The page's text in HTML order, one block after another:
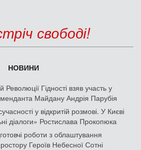
свободі!
НОВИНИ
Гідності взяв участь у
Майдану Андрія Парубія
у відкритій розмові. У Києві
діалоги» Ростислава Прокопюка
роботи з облаштування
Героїв Небесної Сотні